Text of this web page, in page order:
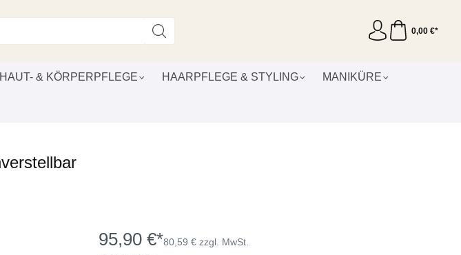
0,00 €*
HAUT- & KÖRPERPFLEGE HAARPFLEGE & STYLING MANIKÜRE
95,90 €*80,59 € zzgl. MwSt.